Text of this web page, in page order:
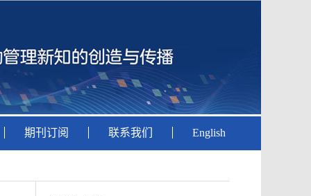
期刊订阅 联系我们 English